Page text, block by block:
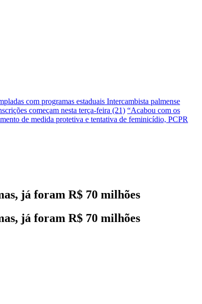
com programas estaduais Intercambista palmense
começam nesta terça-feira (21) “Acabou com os
de medida protetiva e tentativa de feminicídio, PCPR
já foram R$ 70 milhões
já foram R$ 70 milhões